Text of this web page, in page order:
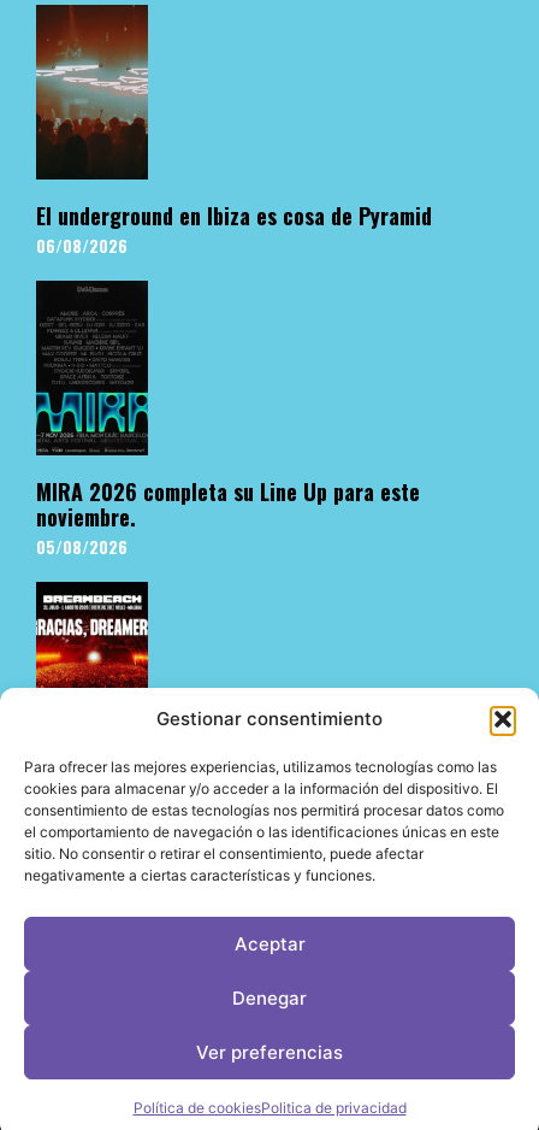
Gestionar consentimiento
Para ofrecer las mejores experiencias, utilizamos tecnologías como las
cookies para almacenar y/o acceder a la información del dispositivo. El
consentimiento de estas tecnologías nos permitirá procesar datos como
el comportamiento de navegación o las identificaciones únicas en este
sitio. No consentir o retirar el consentimiento, puede afectar
negativamente a ciertas características y funciones.
Aceptar
Denegar
Ver preferencias
Política de cookiesPolitica de privacidad
El underground en Ibiza es cosa de Pyramid
06/08/2026
MIRA 2026 completa su Line Up para este
noviembre.
05/08/2026
Dreambeach no defrauda en su estreno en Vélez-
Málaga y abre su nueva etapa en la Costa del Sol
05/08/2026
Desarrollo web por OrigenDigitalContacto: info@leviragetv
Política de CookiesPolítica de Privacidad